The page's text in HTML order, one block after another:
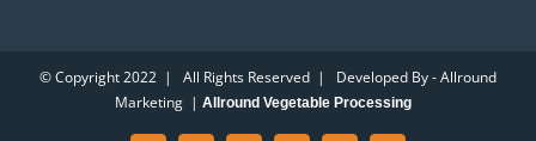
© Copyright 2022 | All Rights Reserved | Developed By - Allround
Marketing | Allround Vegetable Processing